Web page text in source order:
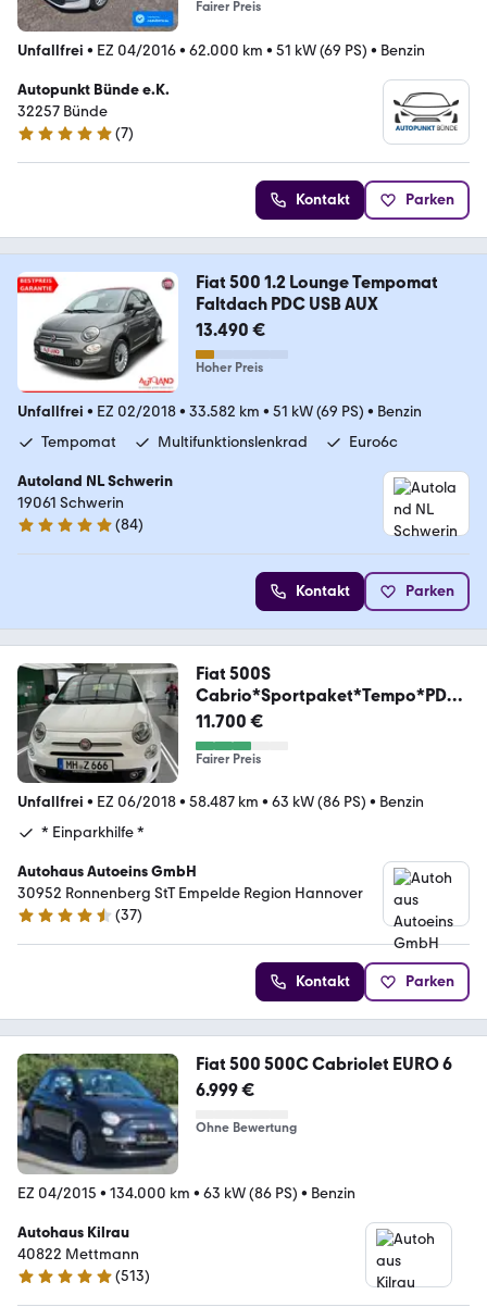
Fairer Preis
Unfallfrei • EZ 04/2016• 62.000 km • 51 kW (69 PS) • Benzin
Autopunkt Bünde e.K.
32257 Bünde
5 Sterne
(7)
Kontakt Parken
Fiat 500 1.2 Lounge Tempomat
Faltdach PDC USB AUX
13.490 €
Hoher Preis
Unfallfrei • EZ 02/2018• 33.582 km • 51 kW (69 PS) • Benzin
Tempomat
Multifunktionslenkrad Euro6c
Autoland NL Schwerin
19061 Schwerin
4.9 Sterne
(84)
Kontakt Parken
Fiat 500S
Cabrio*Sportpaket*Tempo*PDC*
Weiss foliert*
11.700 €
Fairer Preis
Unfallfrei • EZ 06/2018• 58.487 km • 63 kW (86 PS) • Benzin
* Einparkhilfe *
Autohaus Autoeins GmbH
30952 Ronnenberg StT Empelde Region Hannover
4.7 Sterne
(37)
Kontakt Parken
Fiat 500 500C Cabriolet EURO 6
6.999 €
Ohne Bewertung
EZ 04/2015 • 134.000 km • 63 kW (86 PS) • Benzin
Autohaus Kilrau
40822 Mettmann
5 Sterne
(513)